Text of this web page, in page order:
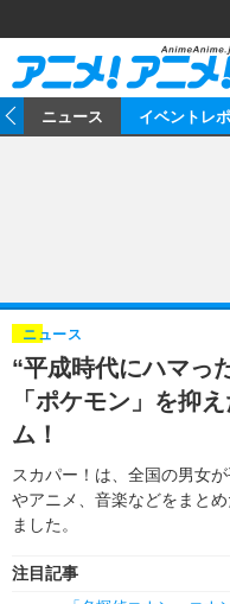
ゲーム
イベント
海外イベント
俳優・タレント
ビジネス
アニメ
ゲーム
動画
アニメ！アニメ！TV
ニュース イベントレ
“平成時代にハマっ
「ポケモン」を抑
ム！
スカパー！は、全国の男女
やアニメ、音楽などをまと
ました。
ニュース
注目記事